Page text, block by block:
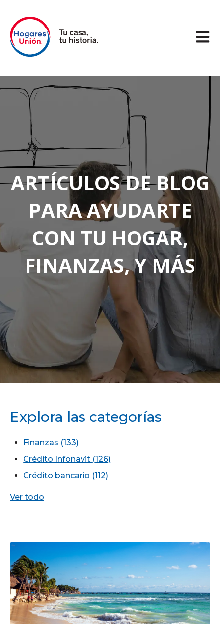
Abrir
ARTÍCULOS DE BLOG
PARA AYUDARTE
CON TU HOGAR,
FINANZAS, Y MÁS
Explora las categorías
Finanzas (133)
Crédito Infonavit (126)
Crédito bancario (112)
Ver todo